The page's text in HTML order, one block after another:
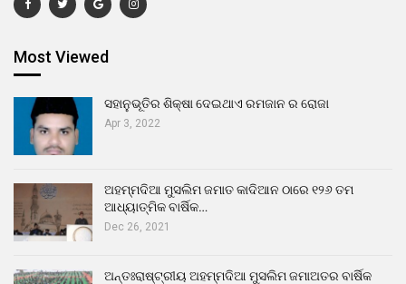
Most Viewed
ସହାନୁଭୂତିର ଶିକ୍ଷା ଦେଇଥାଏ ରମଜାନ ର ରୋଜା
Apr 3, 2022
ଅହମ୍ମଦିଆ ମୁସଲିମ ଜମାତ କାଦିଆନ ଠାରେ ୧୨୬ ତମ
ଆଧ୍ୟାତ୍ମିକ ବାର୍ଷିକ…
Dec 26, 2021
ଅନ୍ତଃରାଷ୍ଟ୍ରୀୟ ଅହମ୍ମଦିଆ ମୁସଲିମ ଜମାଅତର ବାର୍ଷିକ